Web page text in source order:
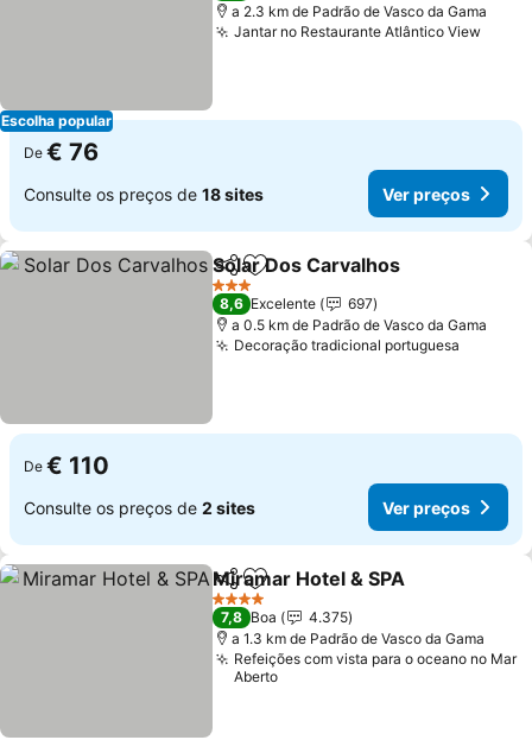
Escolha popular
a 2.3 km de Padrão de Vasco da Gama
Jantar no Restaurante Atlântico View
De € 76
Consulte os preços de 18 sites Ver preços
PartilharAdicionar aos favoritos
Solar Dos Carvalhos
3 Estrelas
8,6 Excelente
697
a 0.5 km de Padrão de Vasco da Gama
Decoração tradicional portuguesa
De € 110
Consulte os preços de 2 sites Ver preços
PartilharAdicionar aos favoritos
Miramar Hotel & SPA
4 Estrelas
7,8 Boa
4.375
a 1.3 km de Padrão de Vasco da Gama
Refeições com vista para o oceano no Mar
Aberto